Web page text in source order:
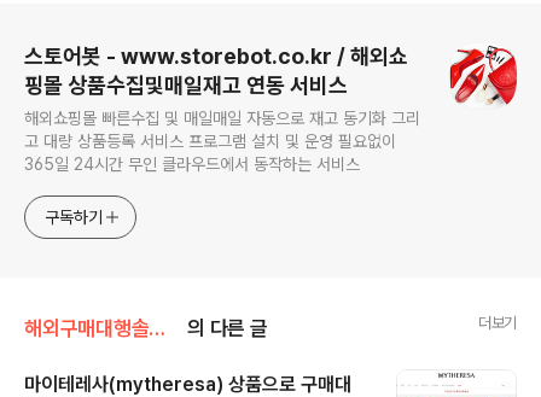
스토어봇 - www.storebot.co.kr / 해외쇼
핑몰 상품수집및매일재고 연동 서비스
해외쇼핑몰 빠른수집 및 매일매일 자동으로 재고 동기화 그리
고 대량 상품등록 서비스 프로그램 설치 및 운영 필요없이
365일 24시간 무인 클라우드에서 동작하는 서비스
구독하기
해외구매대행솔루션 의 다른 글 더보기
마이테레사(mytheresa) 상품으로 구매대